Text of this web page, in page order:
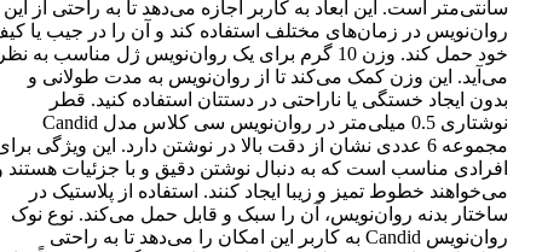
سانتی‌متر است. این ابعاد به کاربر اجازه می‌دهد تا به راحتی از این
روان‌نویس در زمان‌های مختلف استفاده کند و آن را در جیب یا
خود حمل کند. وزن 10 گرم برای یک روان‌نویس ژل مناسب به
می‌آید. این وزن کمک می‌کند تا از روان‌نویس به مدت طولانی و
بدون ایجاد خستگی یا ناراحتی در دستتان استفاده کنید. قطر
نوشتاری 0.5 میلی‌متر در روان‌نویس سی کلاس مدل Candid
مجموعه 6 عددی نشان از دقت بالا در نوشتن دارد. این ویژگی
افرادی مناسب است که به دنبال نوشتن دقیق و با جزئیات هستند
می‌خواهند خطوط تمیز و زیبا ایجاد کنند. استفاده از پلاستیک در
ساختار بدنه روان‌نویس، آن را سبک و قابل حمل می‌کند. نوع نوک
روان‌نویس Candid به کاربر این امکان را می‌دهد تا به راحتی